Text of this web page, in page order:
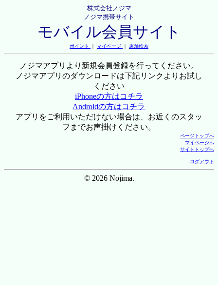
株式会社ノジマ
ノジマ携帯サイト
モバイル会員サイト
ポイント ｜ マイページ ｜ 店舗検索
ノジマアプリより新規会員登録を行ってください。
ノジマアプリのダウンロードは下記リンクよりお試し
ください
iPhoneの方はコチラ
Androidの方はコチラ
アプリをご利用いただけない場合は、お近くのスタッ
フまでお声掛けください。
ページトップへ
マイページへ
サイトトップへ
ログアウト
© 2026 Nojima.